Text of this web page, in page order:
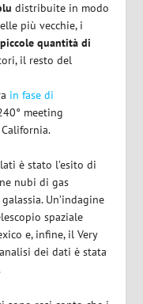
distribuite in modo
più vecchie, i
quantità di
il resto del
in fase di
meeting
è stato l’esito di
nubi di gas
Un’indagine
spaziale
e, infine, il Very
dei dati è stata